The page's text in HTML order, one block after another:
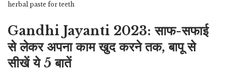
herbal paste for teeth
Gandhi Jayanti 2023: साफ-सफाई
से लेकर अपना काम खुद करने तक, बापू से
सीखें ये 5 बातें